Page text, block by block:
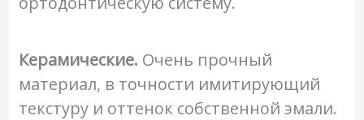
Керамические. Очень прочный
материал, в точности имитирующий
текстуру и оттенок собственной эмали.